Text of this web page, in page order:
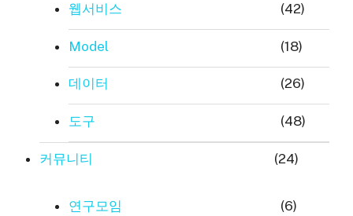
웹서비스 (42)
Model (18)
데이터 (26)
도구 (48)
커뮤니티 (24)
연구모임 (6)